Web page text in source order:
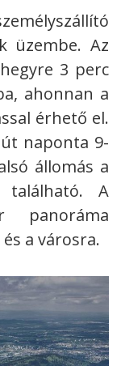
üzembe. Az
3 perc
ahonnan a
érhető el.
naponta 9-
állomás a
A
panoráma
a városra.